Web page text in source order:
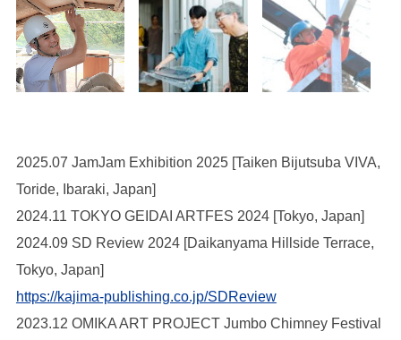
2025.07 JamJam Exhibition 2025 [Taiken Bijutsuba VIVA,
Toride, Ibaraki, Japan]
2024.11 TOKYO GEIDAI ARTFES 2024 [Tokyo, Japan]
2024.09 SD Review 2024 [Daikanyama Hillside Terrace,
Tokyo, Japan]
https://kajima-publishing.co.jp/SDReview
2023.12 OMIKA ART PROJECT Jumbo Chimney Festival